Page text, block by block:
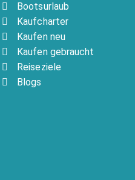
Bootsurlaub
Kaufcharter
Kaufen neu
Kaufen gebraucht
Reiseziele
Blogs